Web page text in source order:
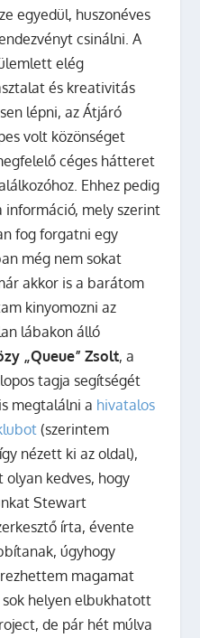
egyedül, huszonéves
csinálni. A
elég
és kreativitás
lépni, az Átjáró
volt közönséget
céges hátteret
Ehhez pedig
információ, mely szerint
fog forgatni egy
még nem sokat
akkor is a barátom
kinyomozni az
lábakon álló
„Queue” Zsolt, a
tagja segítségét
megtalálni a hivatalos
(szerintem
nézett ki az oldal),
olyan kedves, hogy
Stewart
írta, évente
úgyhogy
magamat
helyen elbukhatott
de pár hét múlva